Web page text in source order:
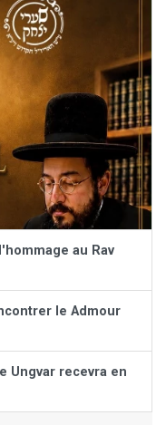
au Rav
le Admour
Ungvar recevra en